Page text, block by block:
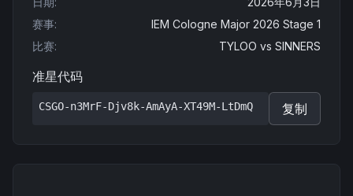
赛事:
IEM Cologne Major 2026 Stage 1
比赛: TYLOO vs SINNERS
准星代码
CSGO-n3MrF-Djv8k-AmAyA-XT49M-LtDmQ 复制